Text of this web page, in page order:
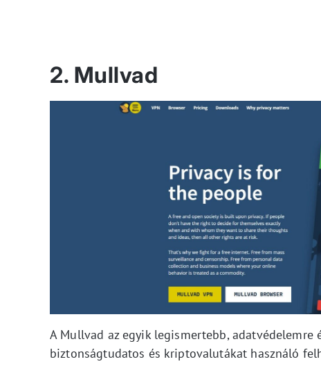
2. Mullvad
A Mullvad az egyik legismertebb, adatvédelemre
biztonságtudatos és kriptovalutákat használó